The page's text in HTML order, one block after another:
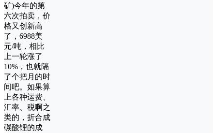
矿)今年的第
六次拍卖，价
格又创新高
了，6988美
元/吨，相比
上一轮涨了
10%，也就隔
了个把月的时
间吧。如果算
上各种运费、
汇率、税啊之
类的，折合成
碳酸锂的成